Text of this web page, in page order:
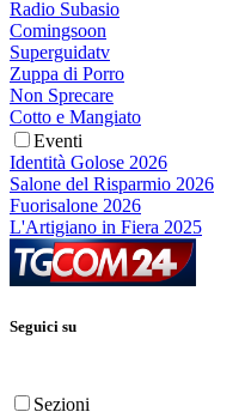
Radio Subasio
Comingsoon
Superguidatv
Zuppa di Porro
Non Sprecare
Cotto e Mangiato
Eventi
Identità Golose 2026
Salone del Risparmio 2026
Fuorisalone 2026
L'Artigiano in Fiera 2025
Seguici su
Sezioni